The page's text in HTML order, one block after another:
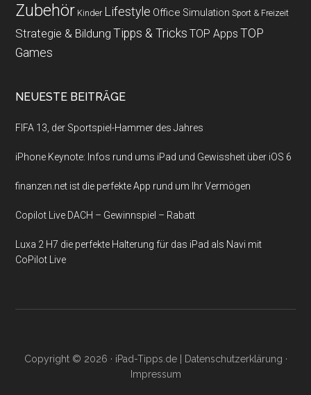
Zubehör Kinder Lifestyle Office Simulation Sport & Freizeit
Strategie & Bildung Tipps & Tricks TOP Apps TOP
Games
NEUESTE BEITRÄGE
FIFA 13, der Sportspiel-Hammer des Jahres
iPhone Keynote: Infos rund ums iPad und Gewissheit über iOS 6
finanzen.net ist die perfekte App rund um Ihr Vermögen
Copilot Live DACH – Gewinnspiel – Rabatt
Luxa 2 H7 die perfekte Halterung für das iPad als Navi mit
CoPilot Live
Copyright © 2026 · iPad-Tipps.de| Datenschutzerklärung ·
Impressum